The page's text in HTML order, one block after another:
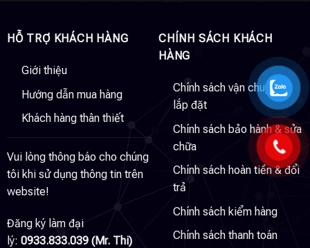
HỖ TRỢ KHÁCH HÀNG
Giới thiệu
Hướng dẫn mua hàng
Khách hàng thân thiết
Vui lòng thông báo cho chúng
tôi khi sử dụng thông tin trên
website!
Đăng ký làm đại
lý: 0933.833.039 (Mr. Thi)
CHÍNH SÁCH KHÁCH
HÀNG
Chính sách vận chuyển &
lắp đặt
Chính sách bảo hành & sửa
chữa
Chính sách hoàn tiền & đổi
trả
Chính sách kiểm hàng
Chính sách thanh toán